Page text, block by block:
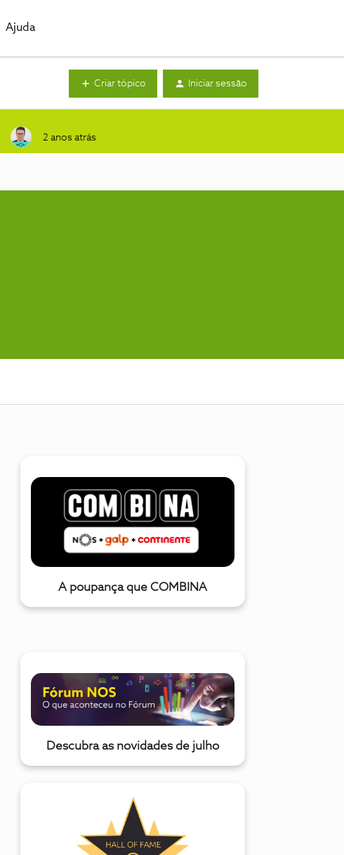
Ajuda
Criar tópico Iniciar sessão
2 anos atrás
A poupança que COMBINA
Descubra as novidades de julho